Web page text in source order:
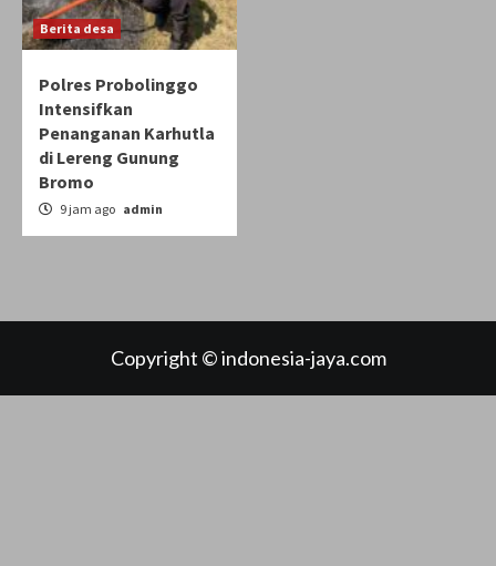
Berita desa
Polres Probolinggo
Intensifkan
Penanganan Karhutla
di Lereng Gunung
Bromo
9 jam ago admin
Copyright © indonesia-jaya.com